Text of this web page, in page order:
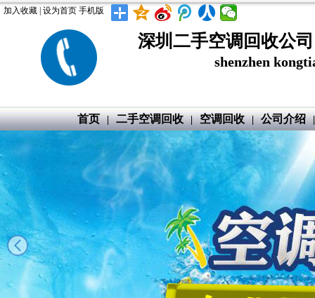
加入收藏 设为首页 手机版
深圳二手空调回收公司
shenzhen
首页 | 二手空调回收 | 空调回收 | 公司介绍 |